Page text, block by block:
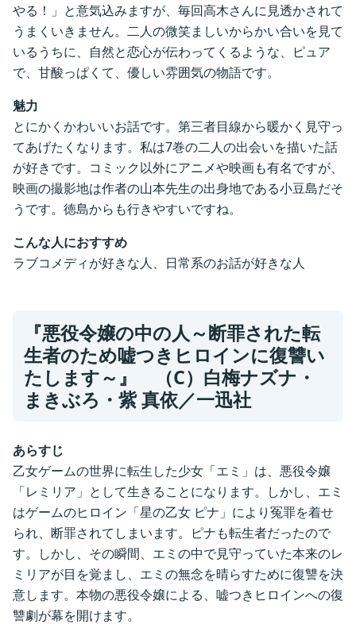
やる！」と意気込みますが、毎回高木さんに見透かされて
うまくいきません。二人の微笑ましいからかい合いを見て
いるうちに、自然と恋心が伝わってくるような、ピュア
で、甘酸っぱくて、優しい雰囲気の物語です。
魅力
とにかくかわいいお話です。第三者目線から暖かく見守っ
てあげたくなります。私は7巻の二人の出会いを描いた話
が好きです。コミック以外にアニメや映画も有名ですが、
映画の撮影地は作者の山本先生の出身地である小豆島だそ
うです。徳島からも行きやすいですね。
こんな人におすすめ
ラブコメディが好きな人、日常系のお話が好きな人
『悪役令嬢の中の人～断罪された転
生者のため嘘つきヒロインに復讐い
たします～』 （C）白梅ナズナ・
まきぶろ・紫真依／一迅社
あらすじ
乙女ゲームの世界に転生した少女「エミ」は、悪役令嬢
「レミリア」として生きることになります。しかし、エミ
はゲームのヒロイン「星の乙女 ピナ」により冤罪を着せ
られ、断罪されてしまいます。ピナも転生者だったので
す。しかし、その瞬間、エミの中で見守っていた本来のレ
ミリアが目を覚まし、エミの無念を晴らすために復讐を決
意します。本物の悪役令嬢による、嘘つきヒロインへの復
讐劇が幕を開けます。